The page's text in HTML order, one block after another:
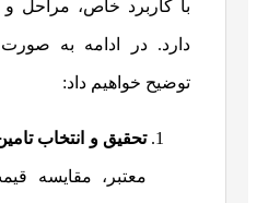
با کاربرد خاص، مراحل
دارد. در ادامه به
توضیح خواهیم داد:
تحقیق و انتخاب
معتبر، مقایسه